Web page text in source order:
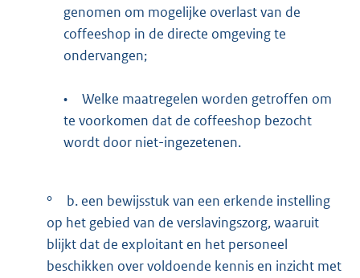
genomen om mogelijke overlast van de
coffeeshop in de directe omgeving te
ondervangen;
•
Welke maatregelen worden getroffen om
te voorkomen dat de coffeeshop bezocht
wordt door niet-ingezetenen.
°
b. een bewijsstuk van een erkende instelling
op het gebied van de verslavingszorg, waaruit
blijkt dat de exploitant en het personeel
beschikken over voldoende kennis en inzicht met